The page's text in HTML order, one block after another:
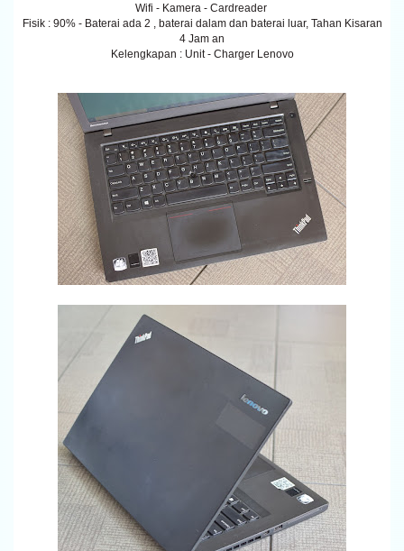
Wifi - Kamera - Cardreader
Fisik : 90% - Baterai ada 2 , baterai dalam dan baterai luar, Tahan Kisaran
4 Jam an
Kelengkapan : Unit - Charger Lenovo